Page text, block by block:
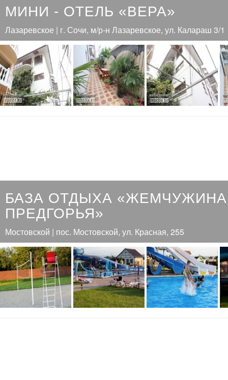
МИНИ - ОТЕЛЬ «ВЕРА»
Лазаревское | г. Сочи, м/р-н Лазаревское, ул. Калараш 3/1
БАЗА ОТДЫХА «ЖЕМЧУЖИНА
ПРЕДГОРЬЯ»
Мостовской | пос. Мостовской, ул. Красная, 255